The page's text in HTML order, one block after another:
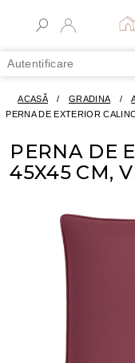
conținut
Autentificare
ACASĂ / GRADINA /
PERNA DE EXTERIOR
PERNA DE
45X45 CM,